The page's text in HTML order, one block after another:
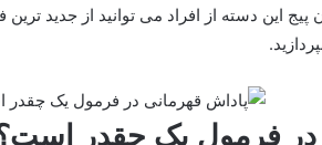
پیج این دسته از افراد می‌ توانید از جدید
در فرمول یک چقدر